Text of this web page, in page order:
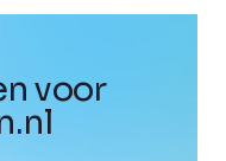
voor
.nl